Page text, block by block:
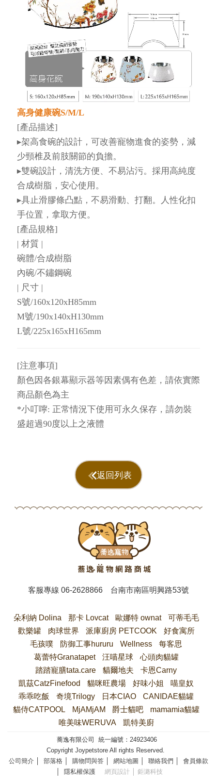
高身健康碗S/M/L
[產品描述]
▸架高食碗的設計，可改善寵物進食的姿勢，減
少頸椎及前肢關節的負擔。
▸雙碗設計，清洗方便、不易沾污。採用高純度
合成樹脂，安心使用。
▸具止滑膠條凸點，不易滑動、打翻。人性化扣
手位置，拿取方便。
[產品規格]
| 材質 |
碗體/合成樹脂
內碗/不鏽鋼碗
| 尺寸 |
S號/160x120xH85mm
M號/190x140xH130mm
L號/225x165xH165mm
[注意事項]
顏色因各銀幕顯示器等因素偶有色差，請依實際
商品顏色為主
*小叮嚀: 正常情況下使用可永久保存，請勿裝
盛超過90度以上之液體
返回列表
客服專線06-2628866 台南市南區明興路53號
朵利納 Dolina 那卡 Lovcat 歐娜特 ownat
可蒂毛毛
歡樂罐
肉球世界 派庫廚房 PETCOOK
好食寓所
毛孩噗
防御工事hururu Wellness
每客思
葛蕾特Granatapet
汪喵星球
心頭肉貓罐
踏踏寵膳tata.care
貓爾地夫
卡恩Carny
凱茲CatzFinefood
貓咪旺農場 好味小姐
喵皇奴
乖乖吃飯
奇境Trilogy 日本CIAO
CANIDAE貓罐
貓侍CATPOOL
MjAMjAM 爵士貓吧
mamamia貓罐
唯美味WERUVA
凱特美廚
蕎逸有限公司 統一編號：24923406
Copyright Joypetstore All rights Reserved.
公司簡介
部落格 購物問與答 網站地圖 聯絡我們
會員條款
隱私權保護 網頁設計 │ 鉅潞科技